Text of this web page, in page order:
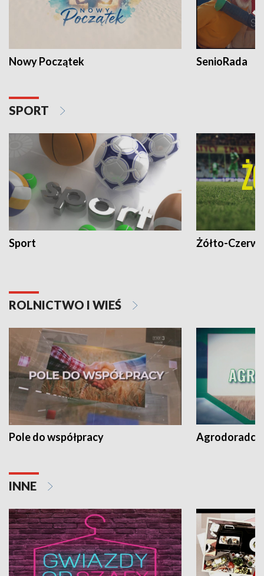
Nowy Początek SenioRada
SPORT
Sport Żółto-
ROLNICTWO I WIEŚ
Pole do współpracy Agrodoradcy
INNE